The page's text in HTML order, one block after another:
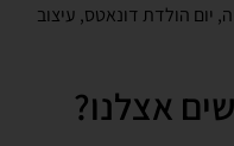
, יום הולדת דונאטס, עיצוב
אצלנו?